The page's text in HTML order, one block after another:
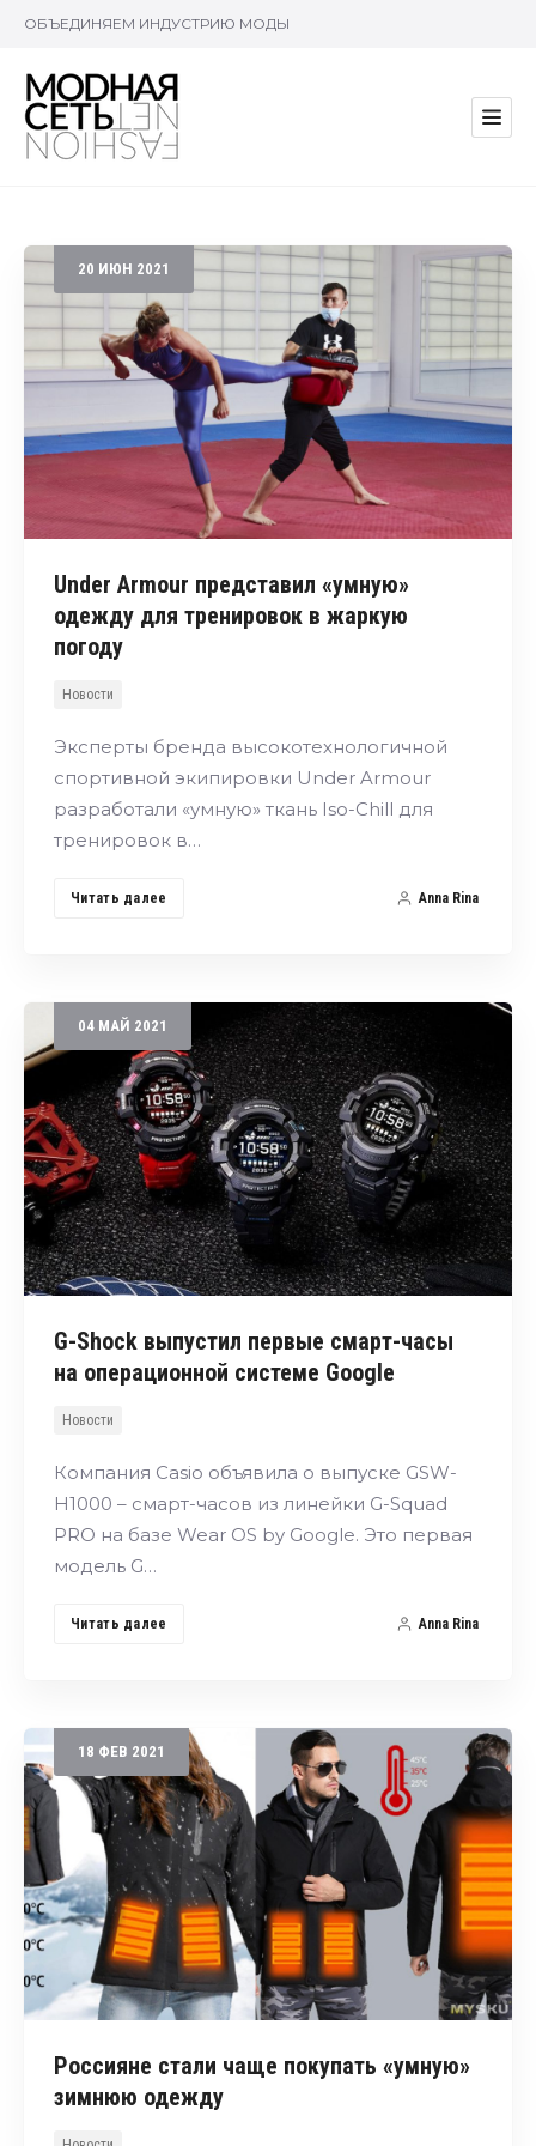
ОБЪЕДИНЯЕМ ИНДУСТРИЮ МОДЫ
20 ИЮН 2021
Under Armour представил «умную»
одежду для тренировок в жаркую
погоду
Новости
Эксперты бренда высокотехнологичной
спортивной экипировки Under Armour
разработали «умную» ткань Iso-Chill для
тренировок в…
Читать далее Anna Rina
04 МАЙ 2021
G-Shock выпустил первые смарт-часы
на операционной системе Google
Новости
Компания Casio объявила о выпуске GSW-
H1000 – смарт-часов из линейки G-Squad
PRO на базе Wear OS by Google. Это первая
модель G…
Читать далее Anna Rina
18 ФЕВ 2021
Россияне стали чаще покупать «умную»
зимнюю одежду